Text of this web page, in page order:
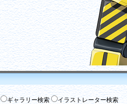
ギャラリー検索
イラストレーター検索